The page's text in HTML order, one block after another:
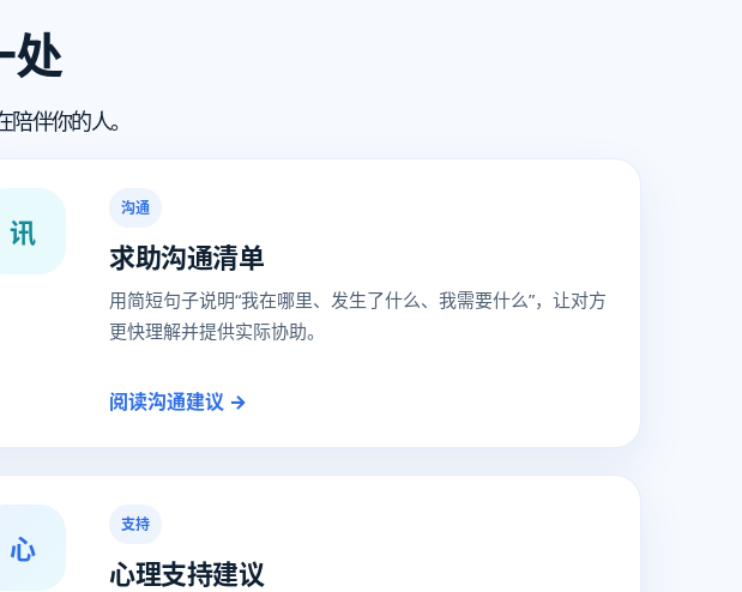
处
伴你的人。
讯
沟通
求助沟通清单
用简短句子说明“我在哪里、发生了什么、我需要什么”，让对方
更快理解并提供实际协助。
阅读沟通建议 →
心
支持
心理支持建议